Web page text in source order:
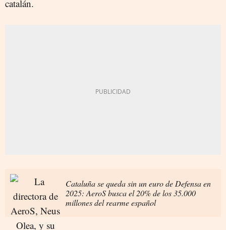
catalán.
Cataluña se queda sin un euro de Defensa en
2025: AeroS busca el 20% de los 35.000
millones del rearme español